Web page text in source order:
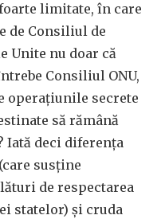
limitate, în care
de Consiliul de
Unite nu doar că
Consiliul ONU,
operațiunile secrete
să rămână
Iată deci diferența
susține
de respectarea
statelor) și cruda